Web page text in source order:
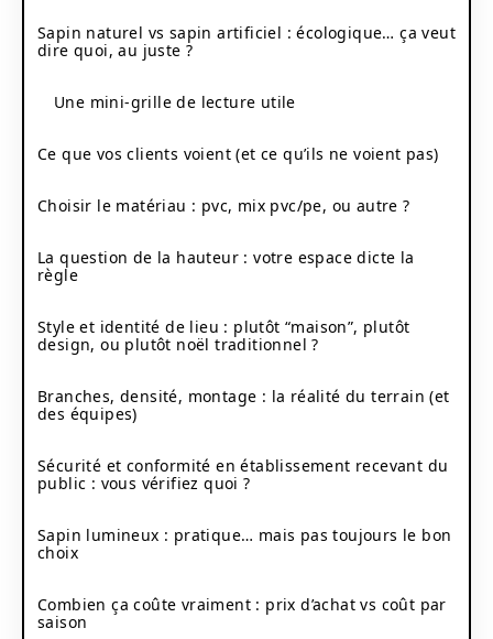
Sapin naturel vs sapin artificiel : écologique… ça veut
dire quoi, au juste ?
Une mini-grille de lecture utile
Ce que vos clients voient (et ce qu’ils ne voient pas)
Choisir le matériau : pvc, mix pvc/pe, ou autre ?
La question de la hauteur : votre espace dicte la
règle
Style et identité de lieu : plutôt “maison”, plutôt
design, ou plutôt noël traditionnel ?
Branches, densité, montage : la réalité du terrain (et
des équipes)
Sécurité et conformité en établissement recevant du
public : vous vérifiez quoi ?
Sapin lumineux : pratique… mais pas toujours le bon
choix
Combien ça coûte vraiment : prix d’achat vs coût par
saison